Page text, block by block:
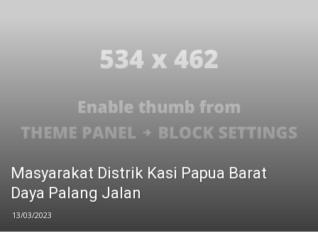
Masyarakat Distrik Kasi Papua Barat
Daya Palang Jalan
13/03/2023